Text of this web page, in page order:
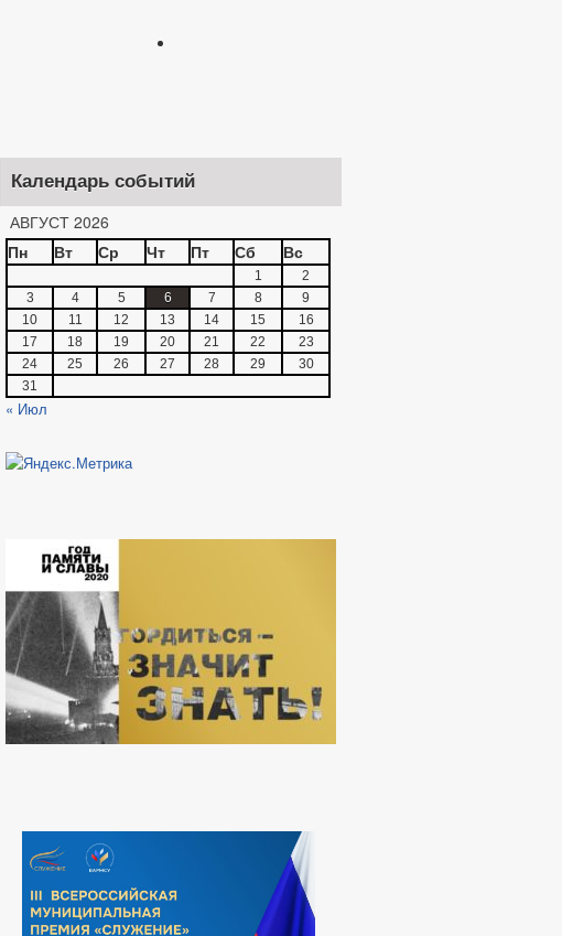
Календарь событий
АВГУСТ 2026
Пн
Вт Ср Чт Пт Сб Вс
1
2
3
4 5 6 7 8
9
10
11 12 13 14 15
16
17
18 19 20 21 22
23
24
25 26 27 28 29
30
31
« Июл